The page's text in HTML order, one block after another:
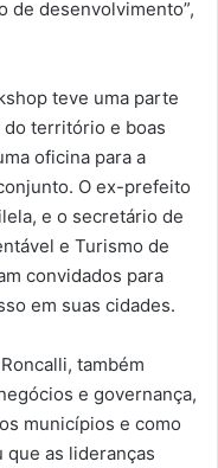
de desenvolvimento”,
teve uma parte
território e boas
oficina para a
O ex-prefeito
e o secretário de
e Turismo de
convidados para
em suas cidades.
também
e governança,
municípios e como
que as lideranças